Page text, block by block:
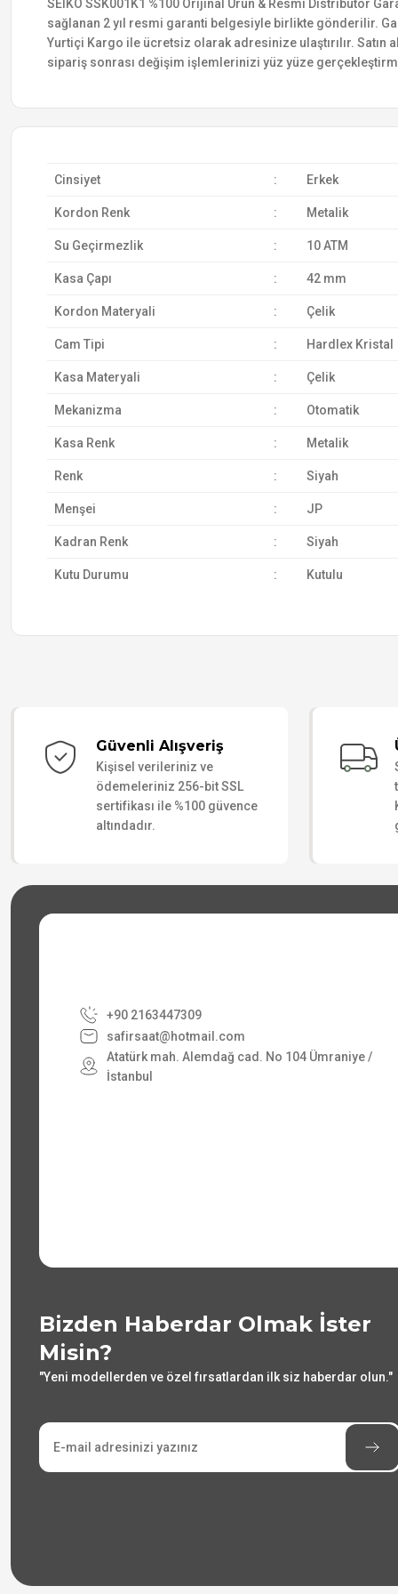
SEIKO SSK001K1 %100 Orijinal Ürün & Resmi Distribütör
sağlanan 2 yıl resmi garanti belgesiyle birlikte gönderilir.
Yurtiçi Kargo ile ücretsiz olarak adresinize ulaştırılır.
sipariş sonrası değişim işlemlerinizi yüz yüze
Cinsiyet : Erkek
Kordon Renk : Metalik
Su Geçirmezlik : 10 ATM
Kasa Çapı : 42 mm
Kordon Materyali : Çelik
Cam Tipi : Hardlex Kristal
Kasa Materyali : Çelik
Mekanizma : Otomatik
Kasa Renk : Metalik
Renk : Siyah
Menşei : JP
Kadran Renk : Siyah
Kutu Durumu : Kutulu
Güvenli Alışveriş
Kişisel verileriniz ve
ödemeleriniz 256-bit SSL
sertifikası ile %100 güvence
altındadır.
+90 2163447309
safirsaat@hotmail.com
Atatürk mah. Alemdağ cad. No 104 Ümraniye /
İstanbul
Bizden Haberdar Olmak İster
Misin?
"Yeni modellerden ve özel fırsatlardan ilk siz haberdar olun."